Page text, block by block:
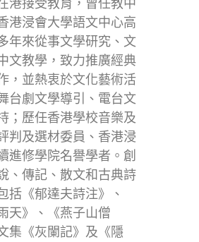
港接受教育，曾任教中
港浸會大學語文中心高
年來從事文學研究、文
文教學，致力推廣經典
，並熱衷於文化藝術活
台劇文學導引、電台文
；歷任香港學校音樂及
判及選材委員、香港浸
進修學院名譽學者。創
、傳記、散文和古典詩
括《郁達夫詩注》、
天》、《燕子山僧
集《灰闌記》及《隱